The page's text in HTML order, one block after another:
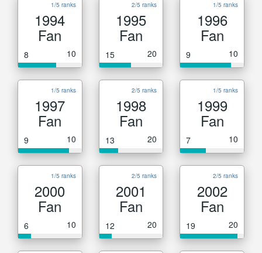
1/5 ranks
1994
Fan
8 10
2/5 ranks
1995
Fan
15 20
1/5 ranks
1996
Fan
9 10
1/5 ranks
1997
Fan
9 10
2/5 ranks
1998
Fan
13 20
1/5 ranks
1999
Fan
7 10
1/5 ranks
2000
Fan
6 10
2/5 ranks
2001
Fan
12 20
2/5 ranks
2002
Fan
19 20